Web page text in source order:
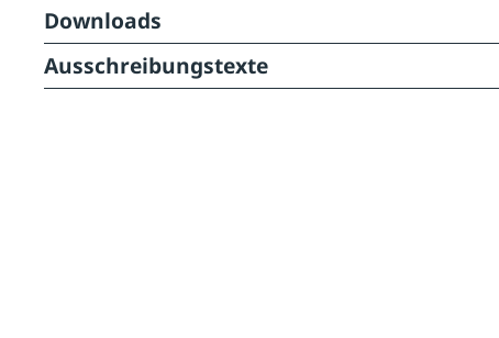
Downloads
Ausschreibungstexte